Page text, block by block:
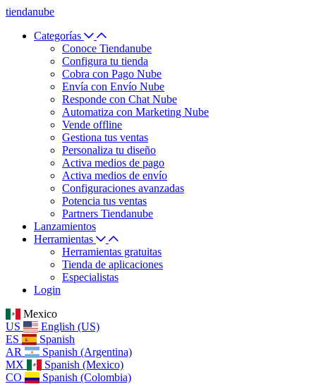
tiendanube
Categorías
Conoce Tiendanube
Configura tu tienda
Cobra con Pago Nube
Envía con Envío Nube
Responde con Chat Nube
Automatiza con Marketing Nube
Vende offline
Gestiona tus ventas
Personaliza tu diseño
Activa medios de pago
Activa medios de envío
Configuraciones avanzadas
Potencia tus ventas
Partners Tiendanube
Lanzamientos
Herramientas
Herramientas gratuitas
Tienda de aplicaciones
Especialistas
Login
Mexico
US
English (US)
ES
Spanish
AR
Spanish (Argentina)
MX
Spanish (Mexico)
CO
Spanish (Colombia)